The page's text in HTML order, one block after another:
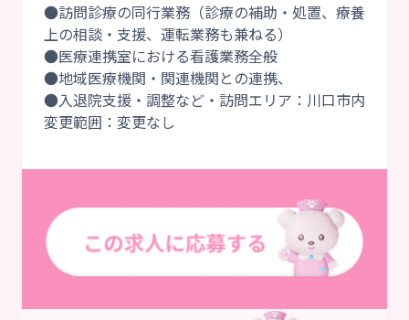
●訪問診療の同行業務（診療の補助・処置、療養
上の相談・支援、運転業務も兼ねる）
●医療連携室における看護業務全般
●地域医療機関・関連機関との連携、
●入退院支援・調整など・訪問エリア：川口市内